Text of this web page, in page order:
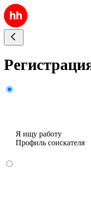
Я ищу работу
Профиль соискателя